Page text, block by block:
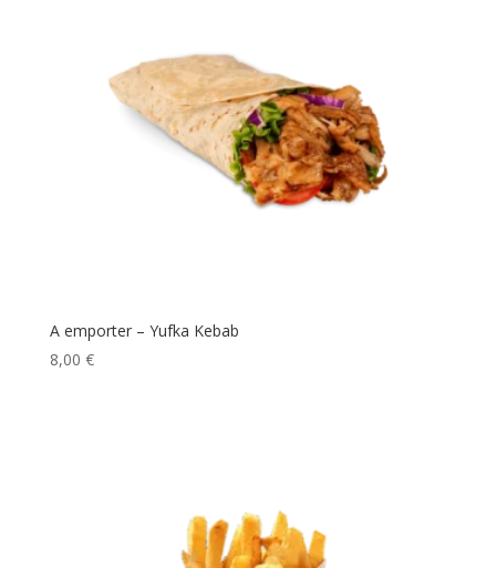
A emporter – Yufka Kebab
8,00 €